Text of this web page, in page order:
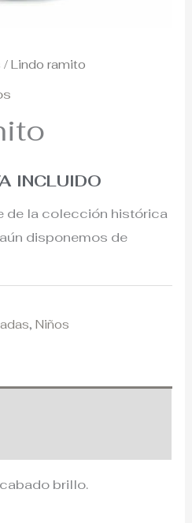
/ Lindo ramito
INCLUIDO
de la colección histórica
disponemos de
,Niños
brillo.